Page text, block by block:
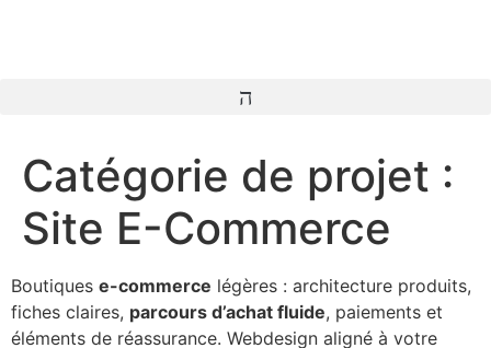
Catégorie de projet :
Site E-Commerce
Boutiques e-commerce légères : architecture produits,
fiches claires, parcours d’achat fluide, paiements et
éléments de réassurance. Webdesign aligné à votre